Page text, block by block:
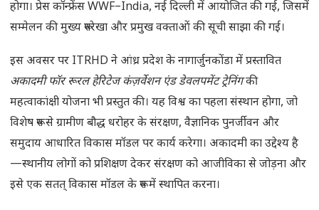
होगा। प्रेस कॉन्फ्रेंस WWF–India, नई दिल्ली में आयोजित की गई, जिसमें
सम्मेलन की मुख्य रूपरेखा और प्रमुख वक्ताओं की सूची साझा की गई।
इस अवसर पर ITRHD ने आंध्र प्रदेश के नागार्जुनकोंडा में प्रस्तावित
अकादमी फॉर रूरल हेरिटेज कंज़र्वेशन एंड डेवलपमेंट ट्रेनिंगकी
महत्वाकांक्षी योजना भी प्रस्तुत की। यह विश्व का पहला संस्थान होगा, जो
विशेष रूप से ग्रामीण बौद्ध धरोहर के संरक्षण, वैज्ञानिक पुनर्जीवन और
समुदाय आधारित विकास मॉडल पर कार्य करेगा। अकादमी का उद्देश्य है
—स्थानीय लोगों को प्रशिक्षण देकर संरक्षण को आजीविका से जोड़ना और
इसे एक सतत् विकास मॉडल के रूप में स्थापित करना।